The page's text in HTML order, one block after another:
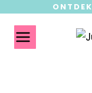
ONTDEK